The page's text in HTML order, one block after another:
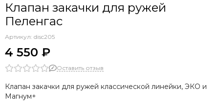
Клапан закачки для ружей
Пеленгас
Артикул: disc205
4 550 ₽
Оставить отзыв
Клапан закачки для ружей классической линейки, ЭКО и
Магнум+